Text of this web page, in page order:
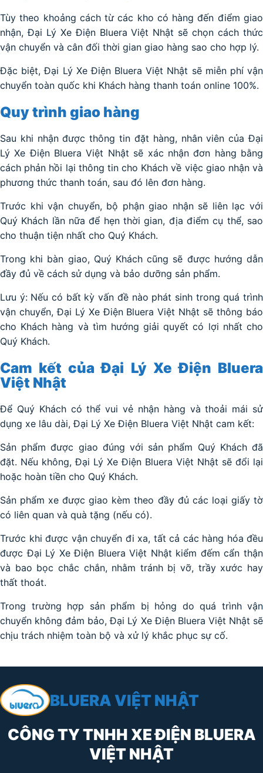
Tùy theo khoảng cách từ các kho có hàng đến điểm giao
nhận, Đại Lý Xe Điện Bluera Việt Nhật sẽ chọn cách thức
vận chuyển và cân đối thời gian giao hàng sao cho hợp lý.
Đặc biệt, Đại Lý Xe Điện Bluera Việt Nhật sẽ miễn phí vận
chuyển toàn quốc khi Khách hàng thanh toán online 100%.
Quy trình giao hàng
Sau khi nhận được thông tin đặt hàng, nhân viên của Đại
Lý Xe Điện Bluera Việt Nhật sẽ xác nhận đơn hàng bằng
cách phản hồi lại thông tin cho Khách về việc giao nhận và
phương thức thanh toán, sau đó lên đơn hàng.
Trước khi vận chuyển, bộ phận giao nhận sẽ liên lạc với
Quý Khách lần nữa để hẹn thời gian, địa điểm cụ thể, sao
cho thuận tiện nhất cho Quý Khách.
Trong khi bàn giao, Quý Khách cũng sẽ được hướng dẫn
đầy đủ về cách sử dụng và bảo dưỡng sản phẩm.
Lưu ý: Nếu có bất kỳ vấn đề nào phát sinh trong quá trình
vận chuyển, Đại Lý Xe Điện Bluera Việt Nhật sẽ thông báo
cho Khách hàng và tìm hướng giải quyết có lợi nhất cho
Quý Khách.
Cam kết của Đại Lý Xe Điện Bluera
Việt Nhật
Để Quý Khách có thể vui vẻ nhận hàng và thoải mái sử
dụng xe lâu dài, Đại Lý Xe Điện Bluera Việt Nhật cam kết:
Sản phẩm được giao đúng với sản phẩm Quý Khách đã
đặt. Nếu không, Đại Lý Xe Điện Bluera Việt Nhật sẽ đổi lại
hoặc hoàn tiền cho Quý Khách.
Sản phẩm xe được giao kèm theo đầy đủ các loại giấy tờ
có liên quan và quà tặng (nếu có).
Trước khi được vận chuyển đi xa, tất cả các hàng hóa đều
được Đại Lý Xe Điện Bluera Việt Nhật kiểm đếm cẩn thận
và bao bọc chắc chắn, nhằm tránh bị vỡ, trầy xước hay
thất thoát.
Trong trường hợp sản phẩm bị hỏng do quá trình vận
chuyển không đảm bảo, Đại Lý Xe Điện Bluera Việt Nhật sẽ
chịu trách nhiệm toàn bộ và xử lý khắc phục sự cố.
BLUERA VIỆT NHẬT
CÔNG TY TNHH XE ĐIỆN BLUERA
VIỆT NHẬT